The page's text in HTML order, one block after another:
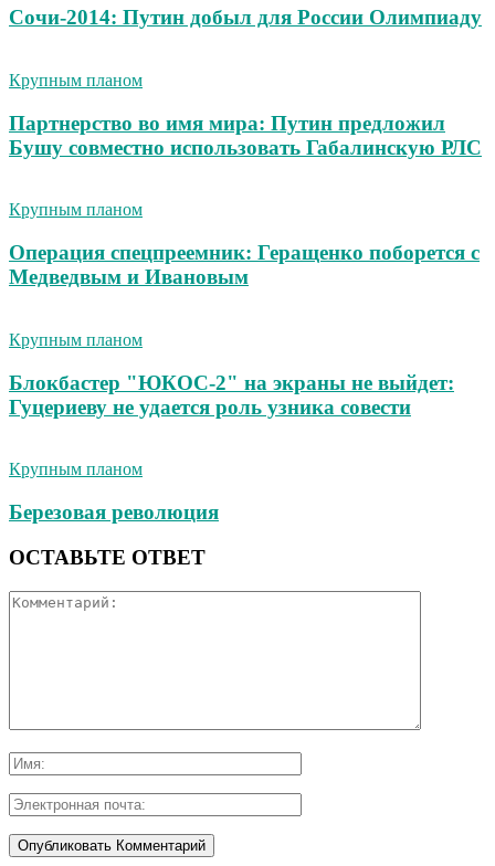
Сочи-2014: Путин добыл для России Олимпиаду
Крупным планом
Партнерство во имя мира: Путин предложил
Бушу совместно использовать Габалинскую РЛС
Крупным планом
Операция спецпреемник: Геращенко поборется с
Медведвым и Ивановым
Крупным планом
Блокбастер "ЮКОС-2" на экраны не выйдет:
Гуцериеву не удается роль узника совести
Крупным планом
Березовая революция
ОСТАВЬТЕ ОТВЕТ